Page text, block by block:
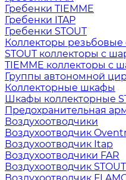
Гребенки TIEMME
Гребенки ITAP
Гребенки STOUT
Коллекторы резьбовые
STOUT коллекторы с
TIEMME коллекторы с
Группы автономной
Коллекторные шкафы
Шкафы коллекторные
Предохранительная
Воздухоотводчики
Воздухоотводчик
Воздухоотводчик Itap
Воздухоотводчики FAR
Воздухоотводчик STOUT